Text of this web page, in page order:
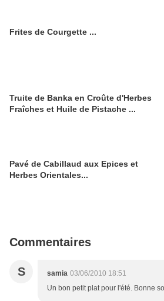
Frites de Courgette ...
Truite de Banka en Croûte d'Herbes
Fraîches et Huile de Pistache ...
Pavé de Cabillaud aux Epices et
Herbes Orientales...
Commentaires
S samia 03/06/2010 18:51
Un bon petit plat pour l'été. Bonne